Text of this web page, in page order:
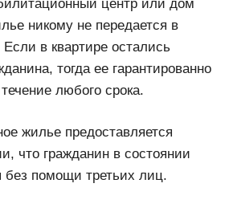
центр или дом
никому не передается в
Если в квартире остались
тогда ее гарантированно
любого срока.
жилье предоставляется
что гражданин в состоянии
без помощи третьих лиц.